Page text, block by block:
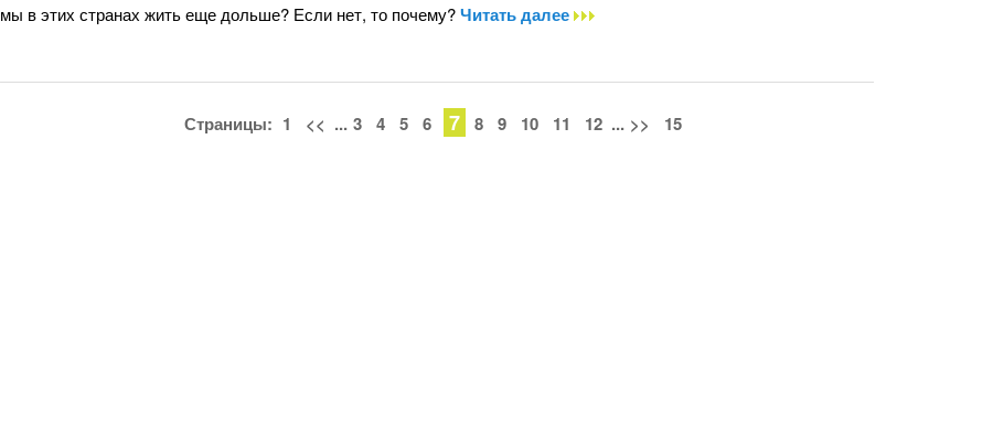
мы в этих странах жить еще дольше? Если нет, то почему?Читать далее
Страницы: 1 << ... 3 4 5 6 7 8 9 10 11 12 ... >> 15